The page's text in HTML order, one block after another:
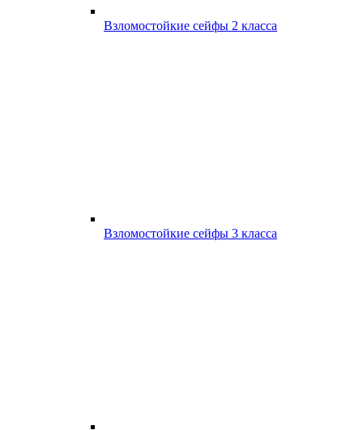
Взломостойкие сейфы 2 класса
Взломостойкие сейфы 3 класса